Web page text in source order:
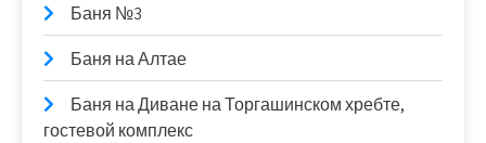
Баня №3
Баня на Алтае
Баня на Диване на Торгашинском хребте,
гостевой комплекс